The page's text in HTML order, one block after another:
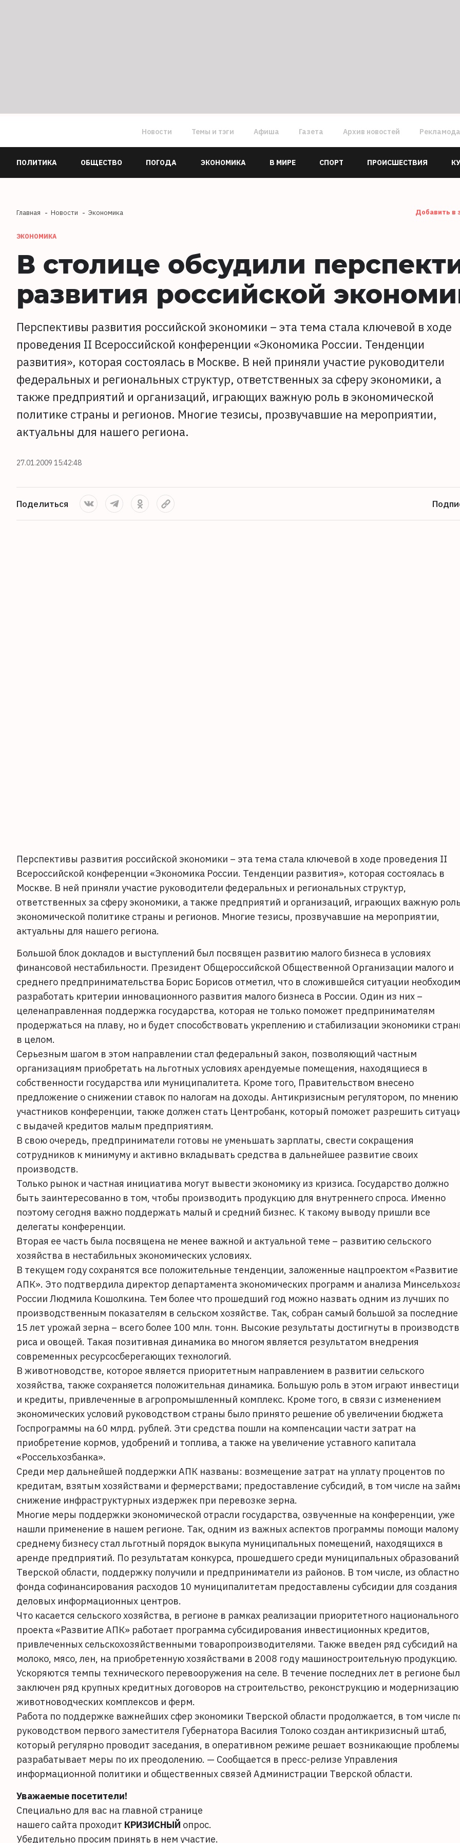
Новости Темы и тэги Афиша Газета Архив новостей
ПОЛИТИКА ОБЩЕСТВО ПОГОДА ЭКОНОМИКА В МИРЕ СПОРТ ПРОИСШЕСТВИЯ
Главная Новости Экономика Добавить в
ЭКОНОМИКА
В столице обсудили
развития российской
Перспективы развития российской экономики – эта тема стала ключевой в ходе
проведения II Всероссийской конференции «Экономика России. Тенденции
развития», которая состоялась в Москве. В ней приняли участие руководители
федеральных и региональных структур, ответственных за сферу экономики, а
также предприятий и организаций, играющих важную роль в экономической
политике страны и регионов. Многие тезисы, прозвучавшие на мероприятии,
актуальны для нашего региона.
27.01.2009 15:42:48
Поделиться
Перспективы развития российской экономики – эта тема стала ключевой в ходе проведения II
Всероссийской конференции «Экономика России. Тенденции развития», которая состоялась в
Москве. В ней приняли участие руководители федеральных и региональных структур,
ответственных за сферу экономики, а также предприятий и организаций, играющих важную
экономической политике страны и регионов. Многие тезисы, прозвучавшие на мероприятии,
актуальны для нашего региона.
Большой блок докладов и выступлений был посвящен развитию малого бизнеса в условиях
финансовой нестабильности. Президент Общероссийской Общественной Организации малого и
среднего предпринимательства Борис Борисов отметил, что в сложившейся ситуации
разработать критерии инновационного развития малого бизнеса в России. Один из них –
целенаправленная поддержка государства, которая не только поможет предпринимателям
продержаться на плаву, но и будет способствовать укреплению и стабилизации экономики
в целом.
Серьезным шагом в этом направлении стал федеральный закон, позволяющий частным
организациям приобретать на льготных условиях арендуемые помещения, находящиеся в
собственности государства или муниципалитета. Кроме того, Правительством внесено
предложение о снижении ставок по налогам на доходы. Антикризисным регулятором, по мнению
участников конференции, также должен стать Центробанк, который поможет разрешить
с выдачей кредитов малым предприятиям.
В свою очередь, предприниматели готовы не уменьшать зарплаты, свести сокращения
сотрудников к минимуму и активно вкладывать средства в дальнейшее развитие своих
производств.
Только рынок и частная инициатива могут вывести экономику из кризиса. Государство должно
быть заинтересованно в том, чтобы производить продукцию для внутреннего спроса. Именно
поэтому сегодня важно поддержать малый и средний бизнес. К такому выводу пришли все
делегаты конференции.
Вторая ее часть была посвящена не менее важной и актуальной теме – развитию сельского
хозяйства в нестабильных экономических условиях.
В текущем году сохранятся все положительные тенденции, заложенные нацпроектом «Развитие
АПК». Это подтвердила директор департамента экономических программ и анализа
России Людмила Кошолкина. Тем более что прошедший год можно назвать одним из лучших по
производственным показателям в сельском хозяйстве. Так, собран самый большой за последние
15 лет урожай зерна – всего более 100 млн. тонн. Высокие результаты достигнуты в
риса и овощей. Такая позитивная динамика во многом является результатом внедрения
современных ресурсосберегающих технологий.
В животноводстве, которое является приоритетным направлением в развитии сельского
хозяйства, также сохраняется положительная динамика. Большую роль в этом играют
и кредиты, привлеченные в агропромышленный комплекс. Кроме того, в связи с изменением
экономических условий руководством страны было принято решение об увеличении бюджета
Госпрограммы на 60 млрд. рублей. Эти средства пошли на компенсации части затрат на
приобретение кормов, удобрений и топлива, а также на увеличение уставного капитала
«Россельхозбанка».
Среди мер дальнейшей поддержки АПК названы: возмещение затрат на уплату процентов по
кредитам, взятым хозяйствами и фермерствами; предоставление субсидий, в том числе на
снижение инфраструктурных издержек при перевозке зерна.
Многие меры поддержки экономической отрасли государства, озвученные на конференции, уже
нашли применение в нашем регионе. Так, одним из важных аспектов программы помощи малому
среднему бизнесу стал льготный порядок выкупа муниципальных помещений, находящихся в
аренде предприятий. По результатам конкурса, прошедшего среди муниципальных образований
Тверской области, поддержку получили и предприниматели из районов. В том числе, из
фонда софинансирования расходов 10 муниципалитетам предоставлены субсидии для создания
деловых информационных центров.
Что касается сельского хозяйства, в регионе в рамках реализации приоритетного национального
проекта «Развитие АПК» работает программа субсидирования инвестиционных кредитов,
привлеченных сельскохозяйственными товаропроизводителями. Также введен ряд субсидий на
молоко, мясо, лен, на приобретенную хозяйствами в 2008 году машиностроительную продукцию.
Ускоряются темпы технического перевооружения на селе. В течение последних лет в регионе был
заключен ряд крупных кредитных договоров на строительство, реконструкцию и модернизацию
животноводческих комплексов и ферм.
Работа по поддержке важнейших сфер экономики Тверской области продолжается, в том числе
руководством первого заместителя Губернатора Василия Толоко создан антикризисный штаб,
который регулярно проводит заседания, в оперативном режиме решает возникающие
разрабатывает меры по их преодолению. — Сообщается в пресс-релизе Управления
информационной политики и общественных связей Администрации Тверской области.
Уважаемые посетители!
Специально для вас на главной странице
нашего сайта проходит КРИЗИСНЫЙ опрос.
Убедительно просим принять в нем участие.